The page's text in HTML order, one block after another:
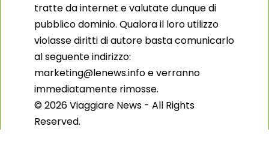
tratte da internet e valutate dunque di
pubblico dominio. Qualora il loro utilizzo
violasse diritti di autore basta comunicarlo
al seguente indirizzo:
marketing@lenews.info e verranno
immediatamente rimosse.
© 2026 Viaggiare News - All Rights
Reserved.